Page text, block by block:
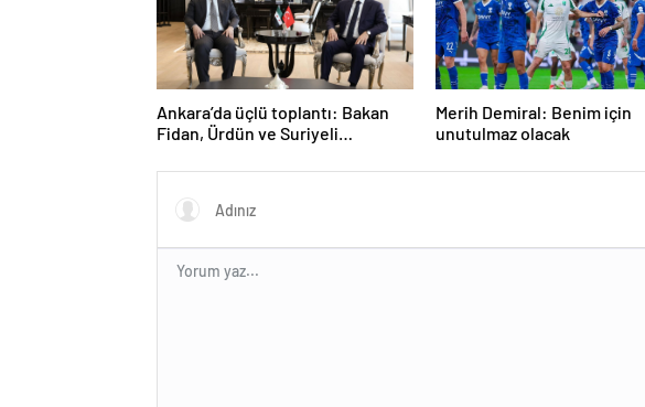
Ankara’da üçlü toplantı: Bakan
Fidan, Ürdün ve Suriyeli
Merih Demiral: Benim için
unutulmaz olacak